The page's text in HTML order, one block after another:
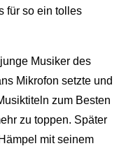
für so ein tolles
Musiker des
Mikrofon setzte und
zum Besten
zu toppen. Später
mit seinem